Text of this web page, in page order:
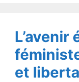
k
L’avenir
et